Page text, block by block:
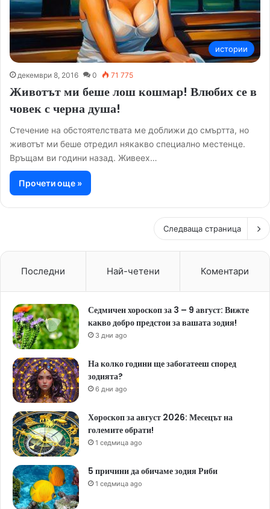
истории
декември 8, 2016 0 71 775
Животът ми беше лош кошмар! Влюбих се в
човек с черна душа!
Стечение на обстоятелствата ме доближи до смъртта, но
животът ми беше отредил някакво специално местенце.
Връщам ви години назад. Живеех…
Прочети още »
Следваща страница
Последни Най-четени Коментари
Седмичен хороскоп за 3 – 9 август: Вижте
какво добро предстои за вашата зодия!
3 дни ago
На колко години ще забогатееш според
зодията?
6 дни ago
Хороскоп за август 2026: Месецът на
големите обрати!
1 седмица ago
5 причини да обичаме зодия Риби
1 седмица ago